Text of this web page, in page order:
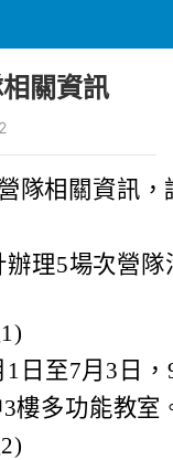
關資訊
隊相關資訊，
理5場次營
1日至7月3日
樓多功能教室